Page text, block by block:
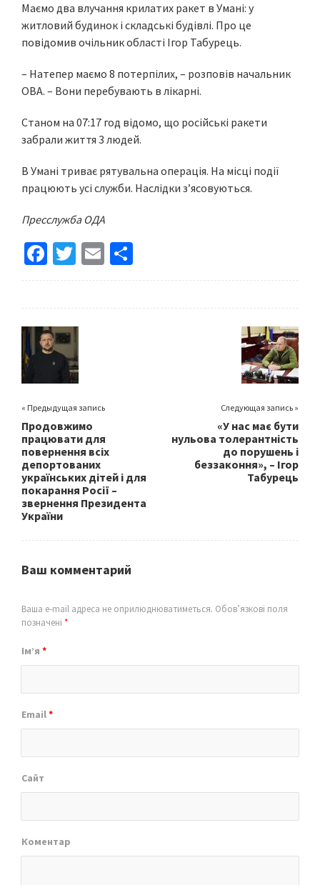
Маємо два влучання крилатих ракет в Умані: у
житловий будинок і складські будівлі. Про це
повідомив очільник області Ігор Табурець.
– Натепер маємо 8 потерпілих, – розповів начальник
ОВА. – Вони перебувають в лікарні.
Станом на 07:17 год відомо, що російські ракети
забрали життя 3 людей.
В Умані триває рятувальна операція. На місці події
працюють усі служби. Наслідки з’ясовуються.
Пресслужба ОДА
Fa
ce
o
o
k
T
wi
er
E
m h
« Предыдущая запись
Продовжимо
працювати для
повернення всіх
депортованих
українських дітей і для
покарання Росії –
звернення Президента
України
Следующая запись »
«У нас має бути
нульова толерантність
до порушень і
беззаконня», – Ігор
Табурець
Ваш комментарий
Ваша e-mail адреса не оприлюднюватиметься. Обов’язкові поля
позначені *
Ім’я *
Email*
Сайт
Коментар